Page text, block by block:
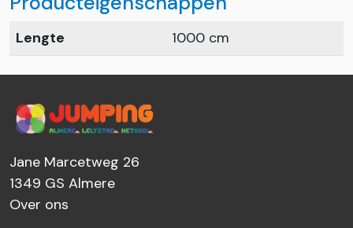
Lengte 1000 cm
Jane Marcetweg 26
1349 GS Almere
Over ons